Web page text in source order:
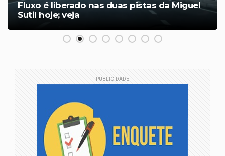
Fluxo é liberado nas duas pistas da Miguel
Sutil hoje; veja
PUBLICIDADE